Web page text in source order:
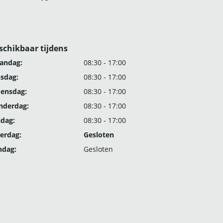
tijdens
08:30 - 17:00
08:30 - 17:00
08:30 - 17:00
08:30 - 17:00
08:30 - 17:00
Gesloten
Gesloten